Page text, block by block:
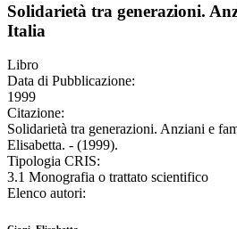
Solidarietà tra generazioni.
Italia
Libro
Data di Pubblicazione:
1999
Citazione:
Solidarietà tra generazioni. Anziani e
Elisabetta. - (1999).
Tipologia CRIS:
3.1 Monografia o trattato scientifico
Elenco autori: